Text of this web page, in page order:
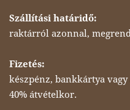
Szállítási határidő:
raktárról azonnal,
Fizetés:
készpénz, bankkártya
40% átvételkor.